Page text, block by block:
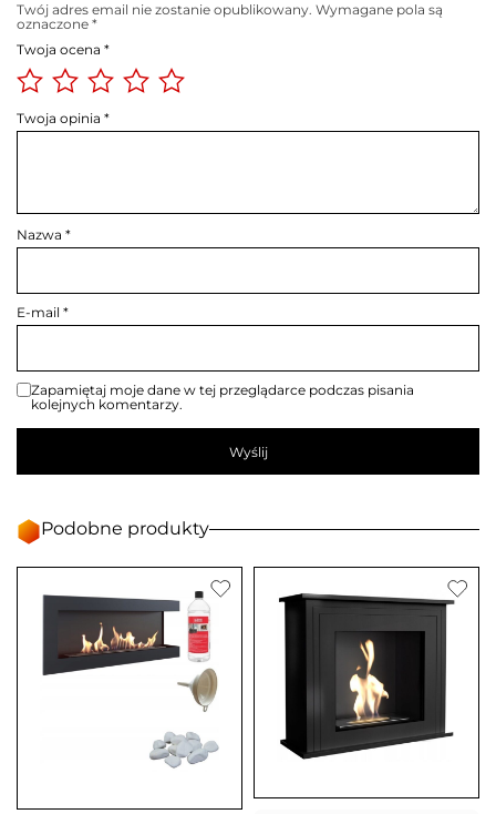
Twój adres email nie zostanie opublikowany. Wymagane pola są
oznaczone *
Twoja ocena *
Twoja opinia *
Nazwa *
E-mail *
Zapamiętaj moje dane w tej przeglądarce podczas pisania
kolejnych komentarzy.
Podobne produkty